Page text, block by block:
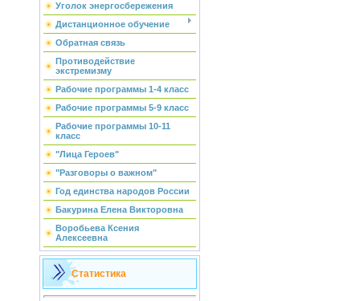
Уголок энергосбережения
Дистанционное обучение
Обратная связь
Противодействие
экстремизму
Рабочие программы 1-4 класс
Рабочие программы 5-9 класс
Рабочие программы 10-11
класс
"Лица Героев"
"Разговоры о важном"
Год единства народов России
Бакурина Елена Викторовна
Воробьева Ксения
Алексеевна
Статистика